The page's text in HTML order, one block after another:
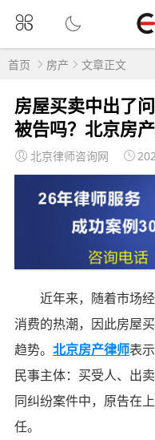
首页 房产 文章正文
房屋买卖中出了
被告吗？北京房
北京律师咨询网
近年来，随着市场经
消费的热潮，因此房屋
趋势。 北京房产律师表
民事主体：买受人、出
同纠纷案件中，原告在
任。